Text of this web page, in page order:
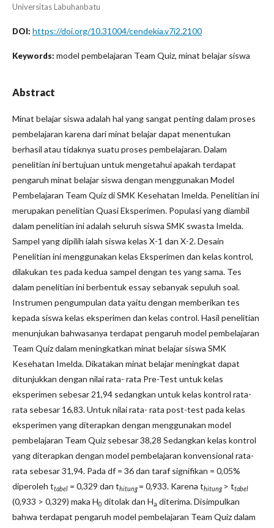
Universitas Labuhanbatu
DOI: https://doi.org/10.31004/cendekia.v7i2.2100
Keywords: model pembelajaran Team Quiz, minat belajar siswa
Abstract
Minat belajar siswa adalah hal yang sangat penting dalam proses
pembelajaran karena dari minat belajar dapat menentukan
berhasil atau tidaknya suatu proses pembelajaran. Dalam
penelitian ini bertujuan untuk mengetahui apakah terdapat
pengaruh minat belajar siswa dengan menggunakan Model
Pembelajaran Team Quiz di SMK Kesehatan Imelda. Penelitian ini
merupakan penelitian Quasi Eksperimen. Populasi yang diambil
dalam penelitian ini adalah seluruh siswa SMK swasta Imelda.
Sampel yang dipilih ialah siswa kelas X-1 dan X-2. Desain
Penelitian ini menggunakan kelas Eksperimen dan kelas kontrol,
dilakukan tes pada kedua sampel dengan tes yang sama. Tes
dalam penelitian ini berbentuk essay sebanyak sepuluh soal.
Instrumen pengumpulan data yaitu dengan memberikan tes
kepada siswa kelas eksperimen dan kelas control. Hasil penelitian
menunjukan bahwasanya terdapat pengaruh model pembelajaran
Team Quiz dalam meningkatkan minat belajar siswa SMK
Kesehatan Imelda. Dikatakan minat belajar meningkat dapat
ditunjukkan dengan nilai rata- rata Pre-Test untuk kelas
eksperimen sebesar 21,94 sedangkan untuk kelas kontrol rata-
rata sebesar 16,83. Untuk nilai rata- rata post-test pada kelas
eksperimen yang diterapkan dengan menggunakan model
pembelajaran Team Quiz sebesar 38,28 Sedangkan kelas kontrol
yang diterapkan dengan model pembelajaran konvensional rata-
rata sebesar 31,94. Pada df = 36 dan taraf signifikan = 0,05%
diperoleh ttabel = 0,329 dan thitung = 0,933. Karena thitung > ttabel
(0,933 > 0,329) maka H0 ditolak dan Ha diterima. Disimpulkan
bahwa terdapat pengaruh model pembelajaran Team Quiz dalam